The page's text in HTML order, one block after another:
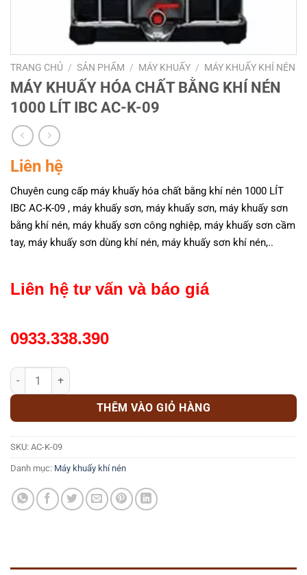
TRANG CHỦ / SẢN PHẨM / MÁY KHUẤY / MÁY KHUẤY KHÍ NÉN
MÁY KHUẤY HÓA CHẤT BẰNG KHÍ NÉN
1000 LÍT IBC AC-K-09
Liên hệ
Chuyên cung cấp máy khuấy hóa chất bằng khí nén 1000 LÍT
IBC AC-K-09 , máy khuấy sơn, máy khuấy sơn, máy khuấy sơn
bằng khí nén, máy khuấy sơn công nghiệp, máy khuấy sơn cầm
tay, máy khuấy sơn dùng khí nén, máy khuấy sơn khí nén,..
Liên hệ tư vấn và báo giá
0933.338.390
MÁY KHUẤY HÓA CHẤT BẰNG KHÍ NÉN 1000 LÍT IBC AC-K-09 số
THÊM VÀO GIỎ HÀNG
SKU: AC-K-09
Danh mục: Máy khuấy khí nén